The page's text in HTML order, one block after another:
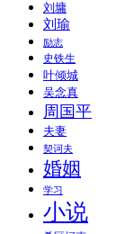
刘墉
刘瑜
励志
史铁生
叶倾城
吴念真
周国平
夫妻
契诃夫
婚姻
学习
小说